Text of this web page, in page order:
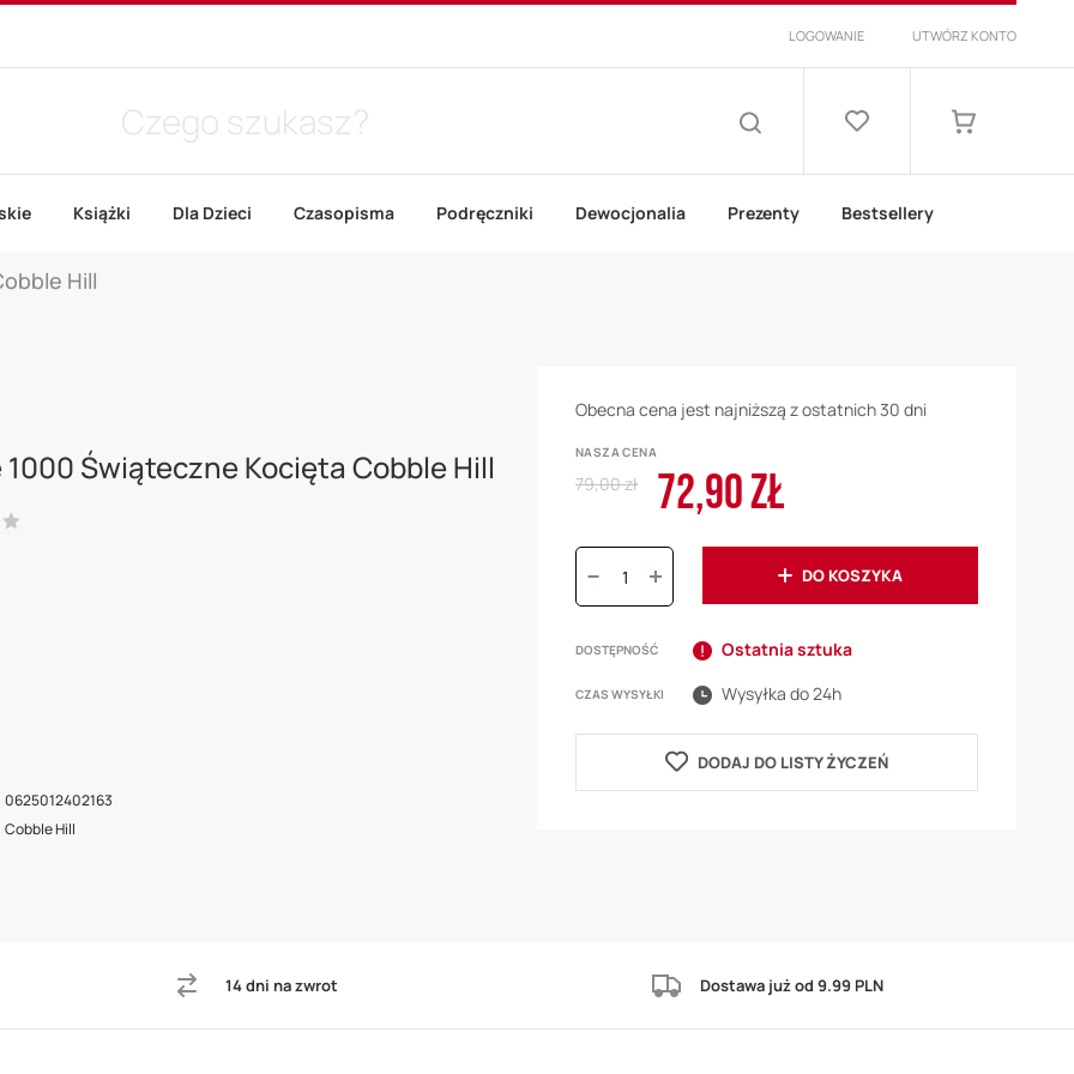
LOGOWANIE UTWÓRZ KONTO
Lista
Książki Dla Dzieci Czasopisma Podręczniki Dewocjonalia Prezenty Bestsellery
Hill
1000 Świąteczne Kocięta Cobble Hill
0625012402163
Cobble Hill
Obecna cena jest najniższą z ostatnich 30 dni
NASZA CENA
Cena
promocyjna
72,90 ZŁ
Regular
79,00 zł
Ilość:
DO KOSZYKA
DOSTĘPNOŚĆ Ostatnia sztuka
CZAS WYSYŁKI Wysyłka do 24h
DODAJ DO LISTY ŻYCZEŃ
14 dni na zwrot Dostawa już od 9.99 PLN